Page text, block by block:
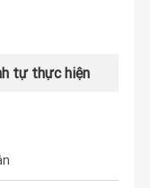
tự thực hiện